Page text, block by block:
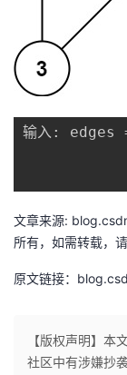
子
直
播
的
活
动
我
的
关
我
的
发
者
堂
我
Programs
的
支
我
输入:
文章来源:
所有，如需转载，请
原文链接：
【版权声明】本
社区中有涉嫌抄